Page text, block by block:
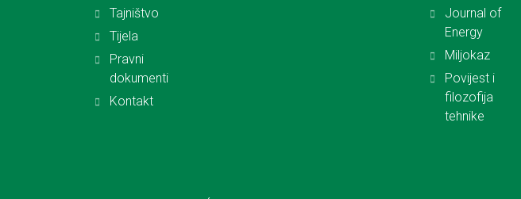
Tajništvo
Tijela
Pravni
dokumenti
Kontakt
Journal of
Energy
Miljokaz
Povijest i
filozofija
tehnike